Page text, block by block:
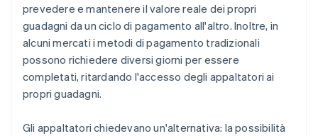
prevedere e mantenere il valore reale dei propri
guadagni da un ciclo di pagamento all'altro. Inoltre, in
alcuni mercati i metodi di pagamento tradizionali
possono richiedere diversi giorni per essere
completati, ritardando l'accesso degli appaltatori ai
propri guadagni.
Gli appaltatori chiedevano un'alternativa: la possibilità